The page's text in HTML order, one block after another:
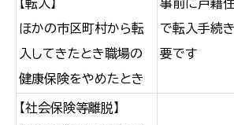
【転入】
ほかの市区町村から転
入してきたとき職場の
健康保険をやめたとき
事前に戸籍
で転入手続
要です
【社会保険等離脱】